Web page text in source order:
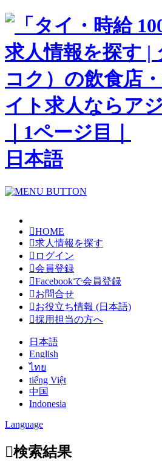
日本語
HOME
求人情報を探す
ログイン
会員登録
Facebookで会員登録
お問合せ
お役立ち情報 (日本語)
採用担当の方へ
日本語
English
ไทย
tiếng Việt
中国
Indonesia
Language
検索結果